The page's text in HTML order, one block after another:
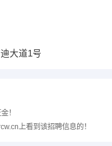
大道1号
！
上看到该招聘信息的！